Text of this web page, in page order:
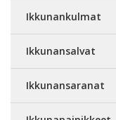
Ikkunankulmat
Ikkunansalvat
Ikkunansaranat